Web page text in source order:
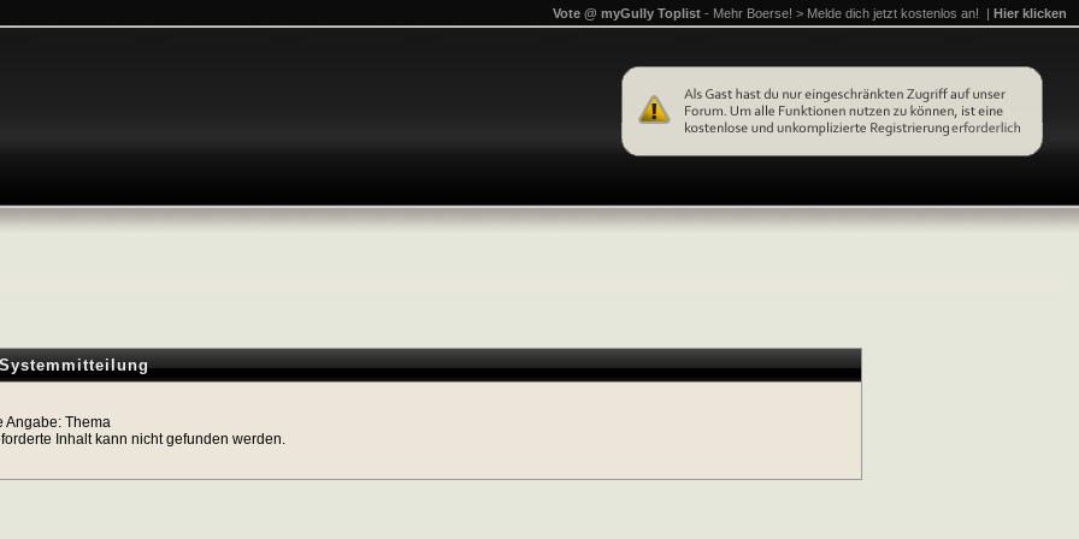
Vote @ myGully Toplist - Mehr Boerse! > Melde dich jetzt kostenlos an! | Hier klicken
Angabe: Thema
Inhalt kann nicht gefunden werden.